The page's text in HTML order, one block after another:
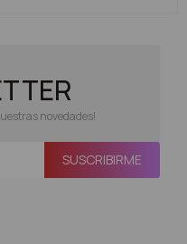
novedades!
SUSCRIBIRME